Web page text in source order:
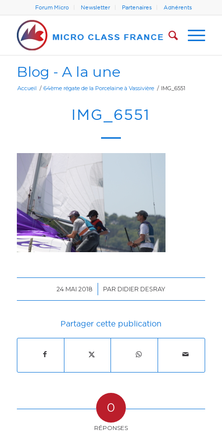
Forum Micro Newsletter Partenaires Adhérents
Blog - A la une
Accueil / 64ème régate de la Porcelaine à Vassivière / IMG_6551
IMG_6551
24 MAI 2018
/ PAR DIDIER DESRAY
Partager cette publication
0
RÉPONSES